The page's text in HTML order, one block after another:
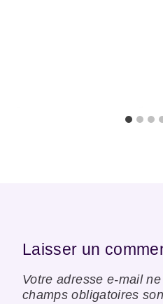
Laisser un
Votre adresse e-mail
champs obligatoires